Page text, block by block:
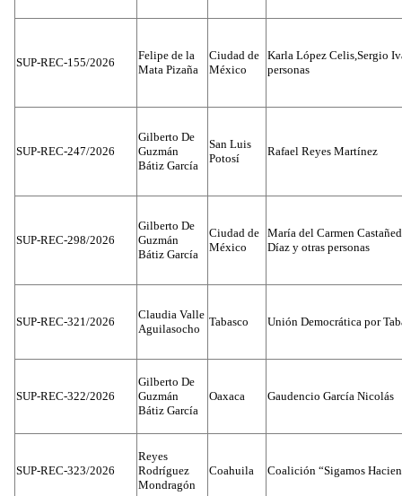
SUP-REC-155/2026
Felipe de la
Mata Pizaña
Ciudad de
México
Karla López Celis,Sergio
personas
SUP-REC-247/2026
Gilberto De
Guzmán
Bátiz García
San Luis
Potosí
Rafael Reyes Martínez
SUP-REC-298/2026
Gilberto De
Guzmán
Bátiz García
Ciudad de
México
María del Carmen
Díaz y otras personas
SUP-REC-321/2026
Claudia Valle
Aguilasocho
Tabasco Unión Democrática por
SUP-REC-322/2026
Gilberto De
Guzmán
Bátiz García
Oaxaca Gaudencio García Nicolás
SUP-REC-323/2026
Reyes
Rodríguez
Mondragón
Coahuila Coalición “Sigamos